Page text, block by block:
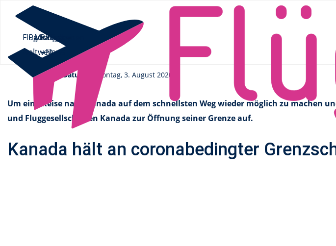
Flüge
weltweit
Pauschalreisen
Mietwagen
Ratgeber
Flüge
News
Flüge.de» » Lufthansa fordert Grenzöffnung von Kanada
Lufthansa fordert Grenzöffnung von
Datum Montag, 3. August 2020
Um eine Reise nach Kanada auf dem schnellsten Weg wieder möglich zu machen
und Fluggesellschaften Kanada zur Öffnung seiner Grenze auf.
Kanada hält an coronabedingter